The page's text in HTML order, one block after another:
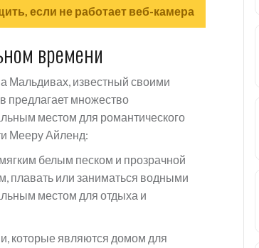
если не работает веб-камера
времени
Мальдивах, известный своими
предлагает множество
местом для романтического
Мееру Айленд:
белым песком и прозрачной
плавать или заниматься водными
местом для отдыха и
которые являются домом для